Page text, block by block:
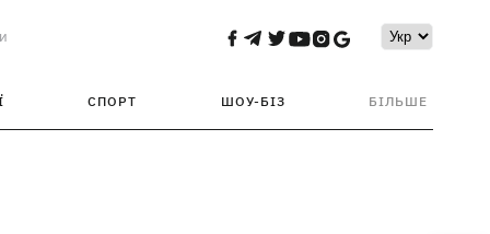
СПОРТ ШОУ-БІЗ БІЛЬШЕ